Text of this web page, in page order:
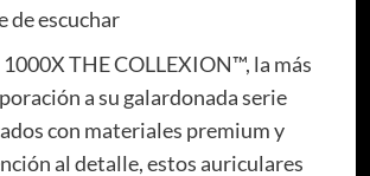
de escuchar
THE COLLEXION™, la más
a su galardonada serie
con materiales premium y
al detalle, estos auriculares